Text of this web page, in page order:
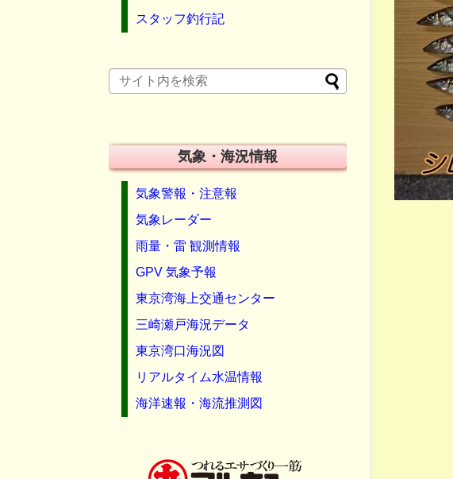
スタッフ釣行記
気象・海況情報
気象警報・注意報
気象レーダー
雨量・雷 観測情報
GPV 気象予報
東京湾海上交通センター
三崎瀬戸海況データ
東京湾口海況図
リアルタイム水温情報
海洋速報・海流推測図